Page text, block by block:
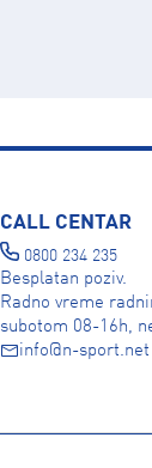
CALL CENTAR
0800 234 235
Besplatan poziv.
Radno vreme
subotom 08-16h,
info@n-sport.net